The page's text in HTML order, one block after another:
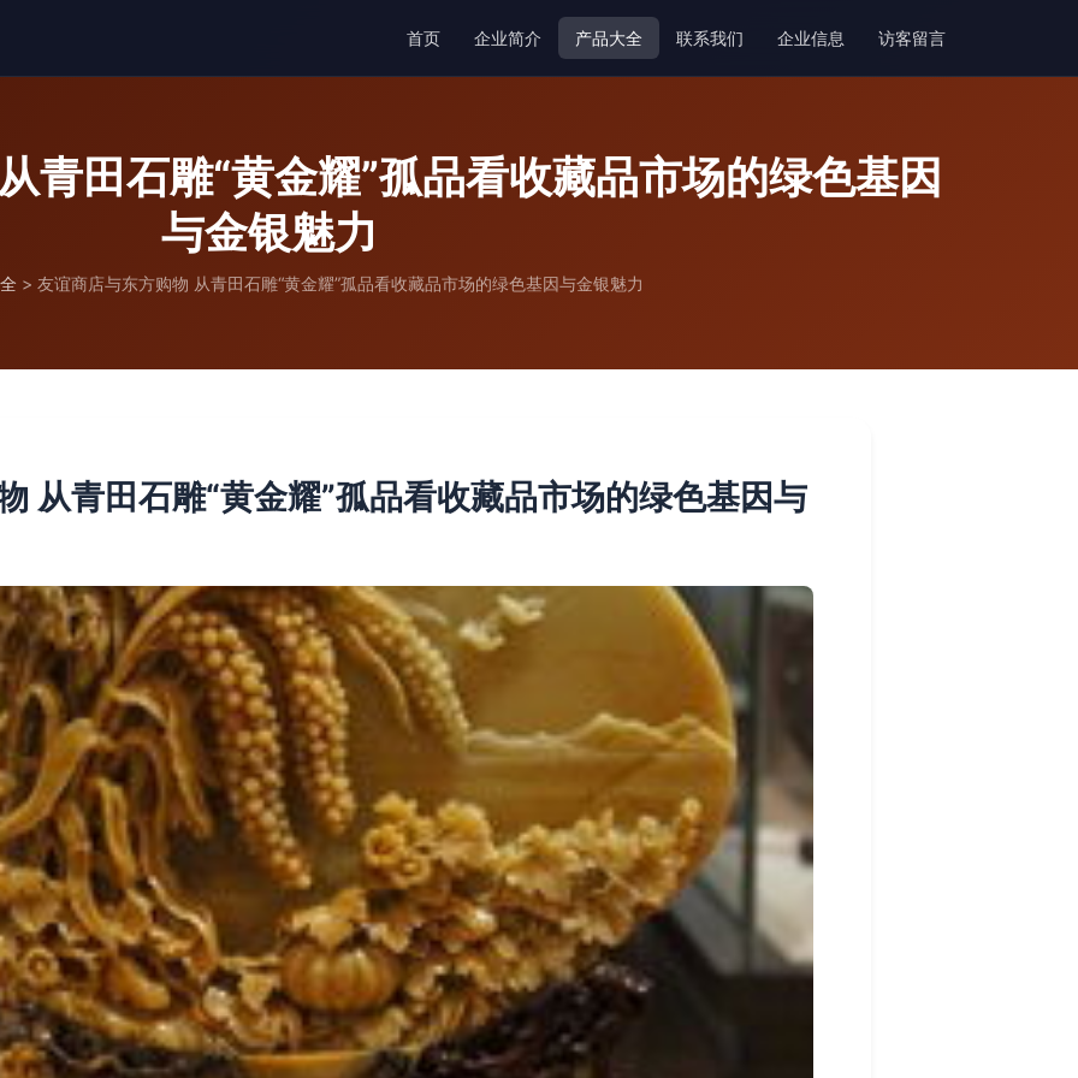
首页 企业简介 产品大全 联系我们 企业信息 访客留言
青田石雕“黄金耀”孤品看收藏品市场的绿色基因
与金银魅力
> 友谊商店与东方购物 从青田石雕“黄金耀”孤品看收藏品市场的绿色基因与金银魅力
从青田石雕“黄金耀”孤品看收藏品市场的绿色基因与